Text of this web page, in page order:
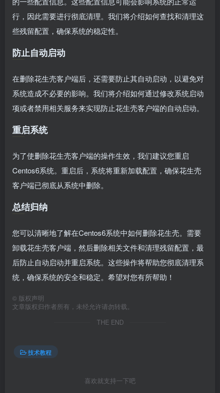
行，因此需要进行彻底清理。我们将介绍如何查找和清理这
些残留配置，确保系统的稳定性。
防止自动启动
在删除花生壳客户端后，还需要防止其自动启动，以避免对
系统造成不必要的影响。我们将介绍如何通过修改系统启动
项或者禁用相关服务来实现防止花生壳客户端的自动启动。
重启系统
为了使删除花生壳客户端的操作生效，我们建议您重启
Centos6系统。重启后，系统将重新加载配置，确保花生壳
客户端已彻底从系统中删除。
总结归纳
您可以清晰地了解在Centos6系统中如何删除花生壳。需要
卸载花生壳客户端，然后删除相关文件和清理残留配置，最
后防止自动启动并重启系统。这些操作将帮助您彻底清理系
统，确保系统的安全和稳定。希望对您有所帮助！
© 版权声明
文章版权归作者所有，未经允许请勿转载。
THE END
技术教程
喜欢就支持一下吧